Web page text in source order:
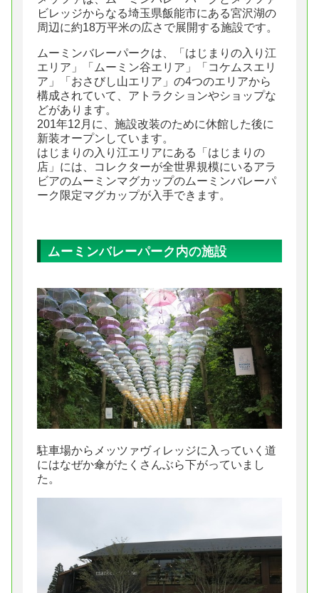
ビレッジからなる埼玉県飯能市にある宮沢湖の
周辺に約18万平米の広さで展開する施設です。
ムーミンバレーパークは、「はじまりの入り江
エリア」「ムーミン谷エリア」「コケムスエリ
ア」「おさびし山エリア」の4つのエリアから
構成されていて、アトラクションやショップな
どがあります。
201年12月に、施設改装のために休館した後に
新装オープンしています。
はじまりの入り江エリアにある「はじまりの
店」には、コレクターが全世界規模にいるアラ
ビアのムーミンマグカップのムーミンバレーパ
ーク限定マグカップが入手できます。
ムーミンバレーパーク内の施設
駐車場からメッツァヴィレッジに入っていく道
にはなぜか傘がたくさんぶら下がっていまし
た。